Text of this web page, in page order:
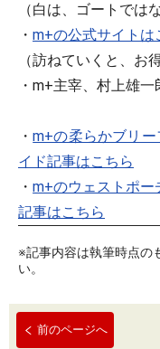
（白は、ゴートでは
・ m+の公式サイトは
（訪ねていくと、お
・m+主宰、村上雄
・m+の柔らかブリー
イド記事はこちら
・m+のウェストポー
記事はこちら
※記事内容は執筆時点の
い。
前のページへ